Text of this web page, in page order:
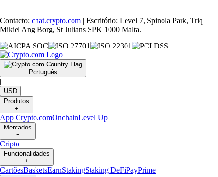
Contacto: chat.crypto.com | Escritório: Level 7, Spinola Park, Triq
Mikiel Ang Borg, St Julians SPK 1000 Malta.
Português
|
USD
Produtos
+
App Crypto.comOnchainLevel Up
Mercados
+
Cripto
Funcionalidades
+
CartõesBasketsEarnStakingStaking DeFiPayPrime